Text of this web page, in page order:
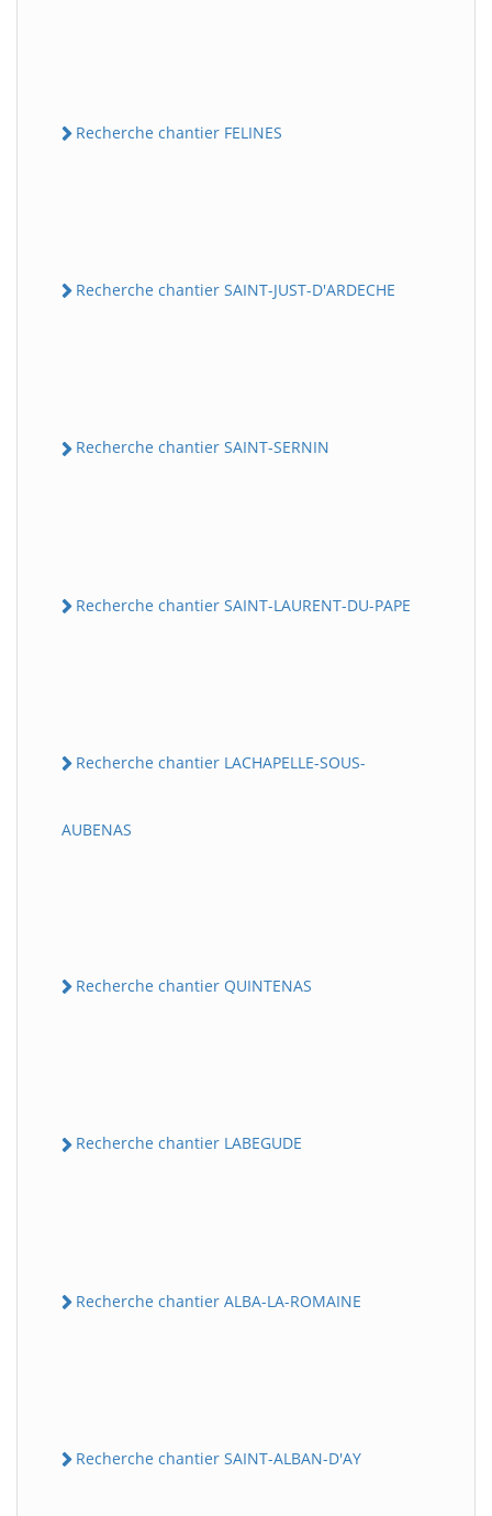
Recherche chantier FELINES
Recherche chantier SAINT-JUST-D'ARDECHE
Recherche chantier SAINT-SERNIN
Recherche chantier SAINT-LAURENT-DU-PAPE
Recherche chantier LACHAPELLE-SOUS-
AUBENAS
Recherche chantier QUINTENAS
Recherche chantier LABEGUDE
Recherche chantier ALBA-LA-ROMAINE
Recherche chantier SAINT-ALBAN-D'AY